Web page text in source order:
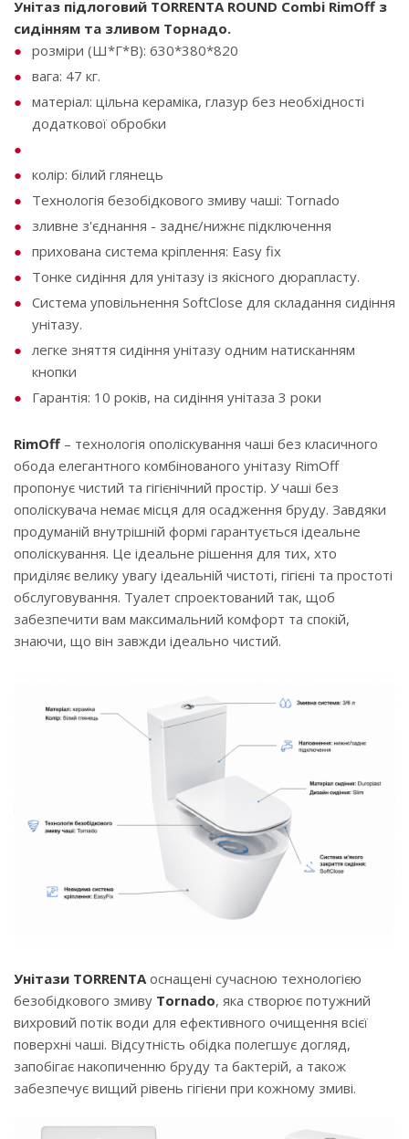
Унітаз підлоговий TORRENTA ROUND Combi RimOff з
сидінням та зливом Торнадо.
розміри (Ш*Г*В): 630*380*820
вага: 47 кг.
матеріал: цільна кераміка, глазур без необхідності
додаткової обробки
колір: білий глянець
Технологія безобідкового змиву чаші: Tornado
зливне з'єднання - заднє/нижнє підключення
прихована система кріплення: Easy fix
Тонке сидіння для унітазу із якісного дюрапласту.
Система уповільнення SoftClose для складання сидіння
унітазу.
легке зняття сидіння унітазу одним натисканням
кнопки
Гарантія: 10 років, на сидіння унітаза 3 роки
RimOff – технологія ополіскування чаші без класичного
обода елегантного комбінованого унітазу RimOff
пропонує чистий та гігієнічний простір. У чаші без
ополіскувача немає місця для осадження бруду. Завдяки
продуманій внутрішній формі гарантується ідеальне
ополіскування. Це ідеальне рішення для тих, хто
приділяє велику увагу ідеальній чистоті, гігієні та простоті
обслуговування. Туалет спроектований так, щоб
забезпечити вам максимальний комфорт та спокій,
знаючи, що він завжди ідеально чистий.
Унітази TORRENTA оснащені сучасною технологією
безобідкового змиву Tornado, яка створює потужний
вихровий потік води для ефективного очищення всієї
поверхні чаші. Відсутність обідка полегшує догляд,
запобігає накопиченню бруду та бактерій, а також
забезпечує вищий рівень гігієни при кожному змиві.